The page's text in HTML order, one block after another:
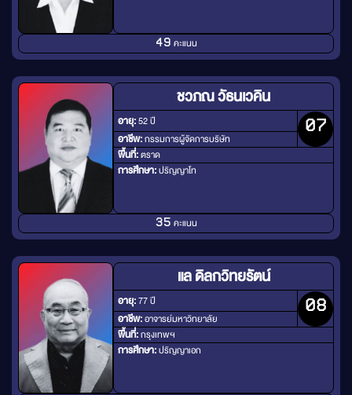
49 คะแนน
ชวภณ วัธนเวคิน
อายุ:52 ปี
อาชีพ:กรรมการผู้จัดการบริษัท
07
พื้นที่:ตราด
การศึกษา:ปริญญาโท
35 คะแนน
แล ดิลกวิทยรัตน์
อายุ:77 ปี
อาชีพ:อาจารย์มหาวิทยาลัย
08
พื้นที่:กรุงเทพฯ
การศึกษา:ปริญญาเอก